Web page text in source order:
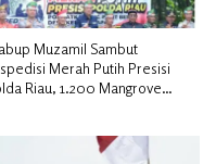
Muzamil Sambut
Merah Putih Presisi
Riau, 1.200 Mangrove